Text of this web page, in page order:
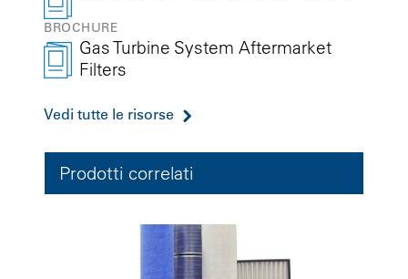
BROCHURE
Gas Turbine System Aftermarket
Filters
Vedi tutte le risorse
Prodotti correlati